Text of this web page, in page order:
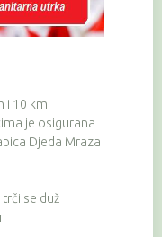
i 10 km.
je osigurana
Djeda Mraza
se duž